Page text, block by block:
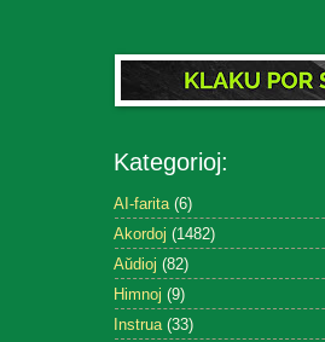
Kategorioj:
AI-farita (6)
Akordoj (1482)
Aŭdioj (82)
Himnoj (9)
Instrua (33)